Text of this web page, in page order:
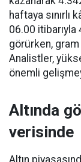
haftaya sınırlı
06.00
görürken, gram
Analistler,
önemli
Altında
verisinde
Altın